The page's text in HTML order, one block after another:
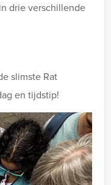
drie verschillende
slimste Rat
en tijdstip!